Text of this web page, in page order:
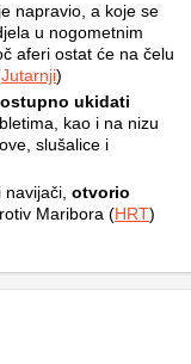
napravio, a koje se
u nogometnim
aferi ostat će na čelu
Jutarnji)
ukidati
kao i na nizu
slušalice i
otvorio
Maribora (HRT)